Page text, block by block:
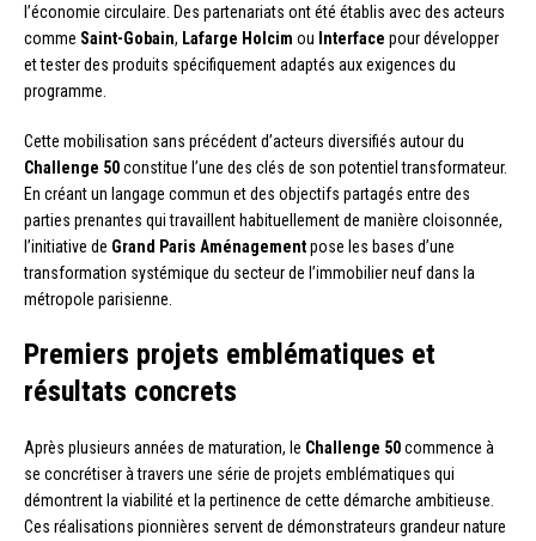
l’économie circulaire. Des partenariats ont été établis avec des acteurs
comme Saint-Gobain, Lafarge Holcim ou Interface pour développer
et tester des produits spécifiquement adaptés aux exigences du
programme.
Cette mobilisation sans précédent d’acteurs diversifiés autour du
Challenge 50constitue l’une des clés de son potentiel transformateur.
En créant un langage commun et des objectifs partagés entre des
parties prenantes qui travaillent habituellement de manière cloisonnée,
l’initiative de Grand Paris Aménagementpose les bases d’une
transformation systémique du secteur de l’immobilier neuf dans la
métropole parisienne.
Premiers projets emblématiques et
résultats concrets
Après plusieurs années de maturation, le Challenge 50commence à
se concrétiser à travers une série de projets emblématiques qui
démontrent la viabilité et la pertinence de cette démarche ambitieuse.
Ces réalisations pionnières servent de démonstrateurs grandeur nature